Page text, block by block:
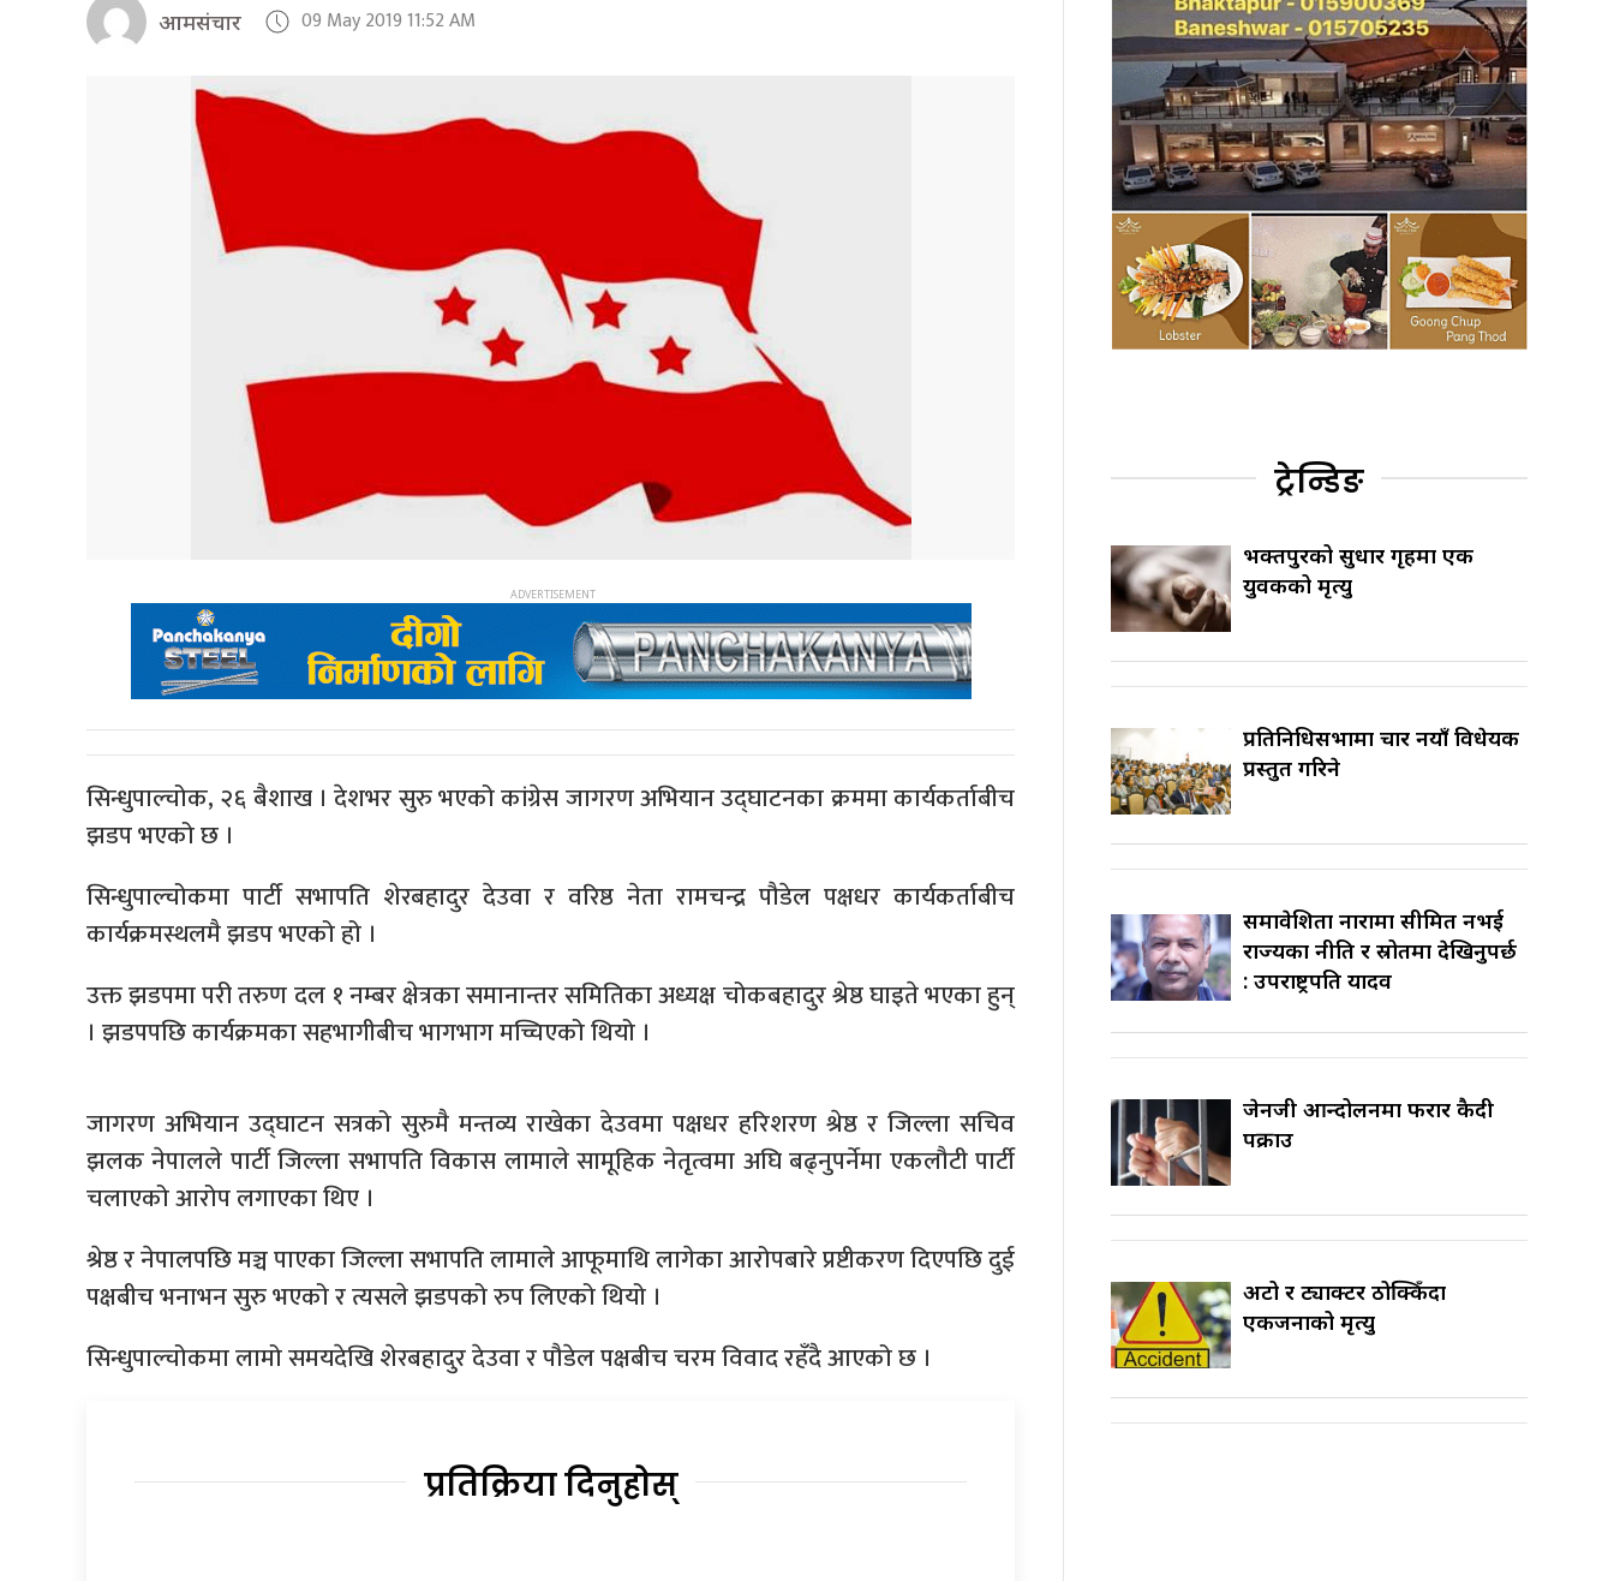
आमसंचार 09 May 2019 11:52 AM
सिन्धुपाल्चोक, २६ बैशाख । देशभर सुरु भएको कांग्रेस जागरण अभियान उद्घाटनका क्रममा कार्यकर्ताबीच
झडप भएको छ ।
सिन्धुपाल्चोकमा पार्टी सभापति शेरबहादुर देउवा र वरिष्ठ नेता रामचन्द्र पौडेल पक्षधर कार्यकर्ताबीच
कार्यक्रमस्थलमै झडप भएको हो ।
उक्त झडपमा परी तरुण दल १ नम्बर क्षेत्रका समानान्तर समितिका अध्यक्ष चोकबहादुर श्रेष्ठ घाइते भएका हुन्
। झडपपछि कार्यक्रमका सहभागीबीच भागभाग मच्चिएको थियो ।
जागरण अभियान उद्घाटन सत्रको सुरुमै मन्तव्य राखेका देउवमा पक्षधर हरिशरण श्रेष्ठ र जिल्ला सचिव
झलक नेपालले पार्टी जिल्ला सभापति विकास लामाले सामूहिक नेतृत्वमा अघि बढ्नुपर्नेमा एकलौटी पार्टी
चलाएको आरोप लगाएका थिए ।
श्रेष्ठ र नेपालपछि मञ्च पाएका जिल्ला सभापति लामाले आफूमाथि लागेका आरोपबारे प्रष्टीकरण दिएपछि दुई
पक्षबीच भनाभन सुरु भएको र त्यसले झडपको रुप लिएको थियो ।
सिन्धुपाल्चोकमा लामो समयदेखि शेरबहादुर देउवा र पौडेल पक्षबीच चरम विवाद रहँदै आएको छ ।
प्रतिक्रिया दिनुहोस्
ट्रेन्डिङ
भक्तपुरको सुधार गृहमा एक
युवकको मृत्यु
प्रतिनिधिसभामा चार नयाँ विधेयक
प्रस्तुत गरिने
समावेशिता नारामा सीमित नभई
राज्यका नीति र स्रोतमा देखिनुपर्छ
: उपराष्ट्रपति यादव
जेनजी आन्दोलनमा फरार कैदी
पक्राउ
अटो र ट्याक्टर ठोक्किँदा
एकजनाको मृत्यु